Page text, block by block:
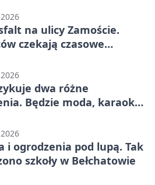
na ulicy Zamoście.
czekają czasowe
dwa różne
Będzie moda, karaoke
i ogrodzenia pod lupą. Tak
szkoły w Bełchatowie